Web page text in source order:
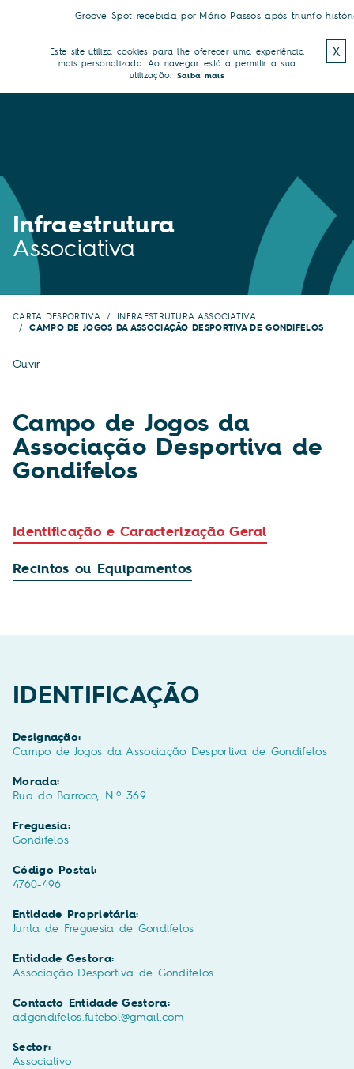
Groove Spot recebida por Mário Passos após triunfo histórico
Este site utiliza cookies para lhe oferecer uma experiência
mais personalizada. Ao navegar está a permitir a sua
utilização. Saiba mais
X
Infraestrutura
Associativa
CARTA DESPORTIVA INFRAESTRUTURA ASSOCIATIVA
CAMPO DE JOGOS DA ASSOCIAÇÃO DESPORTIVA DE GONDIFELOS
Ouvir
Campo de Jogos da
Associação Desportiva de
Gondifelos
Identificação e Caracterização Geral
Recintos ou Equipamentos
IDENTIFICAÇÃO
Designação:
Campo de Jogos da Associação Desportiva de Gondifelos
Morada:
Rua do Barroco, N.º 369
Freguesia:
Gondifelos
Código Postal:
4760-496
Entidade Proprietária:
Junta de Freguesia de Gondifelos
Entidade Gestora:
Associação Desportiva de Gondifelos
Contacto Entidade Gestora:
adgondifelos.futebol@gmail.com
Sector:
Associativo